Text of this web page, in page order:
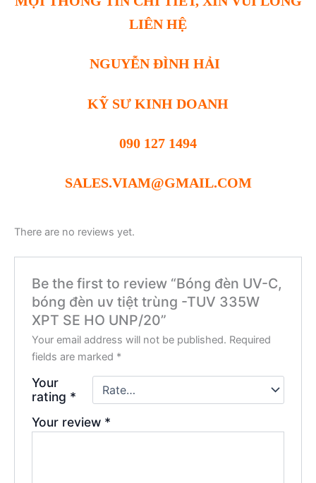
LIÊN HỆ
NGUYỄN ĐÌNH HẢI
KỸ SƯ KINH DOANH
090 127 1494
SALES.VIAM@GMAIL.COM
There are no reviews yet.
Be the first to review “Bóng đèn UV-C,
bóng đèn uv tiệt trùng -TUV 335W
XPT SE HO UNP/20”
Your email address will not be published. Required
fields are marked *
Your
rating *
Your review *